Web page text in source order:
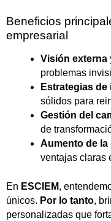
Beneficios
empresarial
Visión externa
problemas
Estrategias
sólidos para
Gestión del
de
Aumento de la
ventajas claras
En ESCIEM,
únicos. Por lo tanto,
personalizadas que